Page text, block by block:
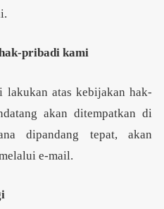
pribadi kami
lakukan atas kebijakan hak-
akan ditempatkan di
dipandang tepat, akan
e-mail.